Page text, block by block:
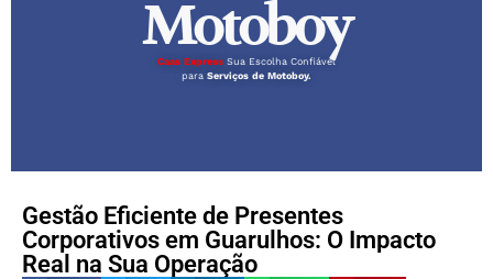
Motoboy
Caas Express Sua Escolha Confiável
para Serviços de Motoboy.
Gestão Eficiente de Presentes
Corporativos em Guarulhos: O Impacto
Real na Sua Operação